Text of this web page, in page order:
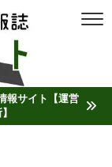
報サイト【運営